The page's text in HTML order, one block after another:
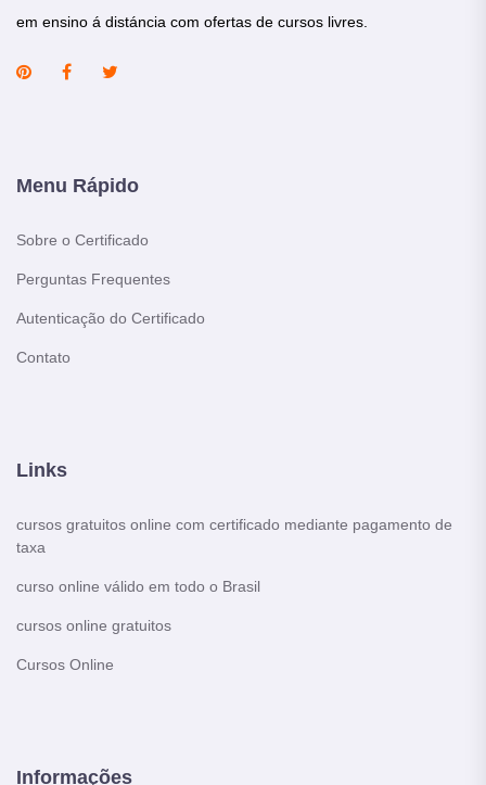
em ensino á distáncia com ofertas de cursos livres.
Menu Rápido
Sobre o Certificado
Perguntas Frequentes
Autenticação do Certificado
Contato
Links
cursos gratuitos online com certificado mediante pagamento de
taxa
curso online válido em todo o Brasil
cursos online gratuitos
Cursos Online
Informações